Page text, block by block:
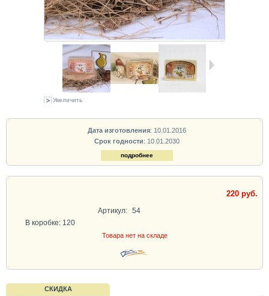
Увеличить
Дата изготовления: 10.01.2016
Срок годности: 10.01.2030
подробнее
220 руб.
Артикул: 54
В коробке: 120
Товара нет на складе
СКИДКА